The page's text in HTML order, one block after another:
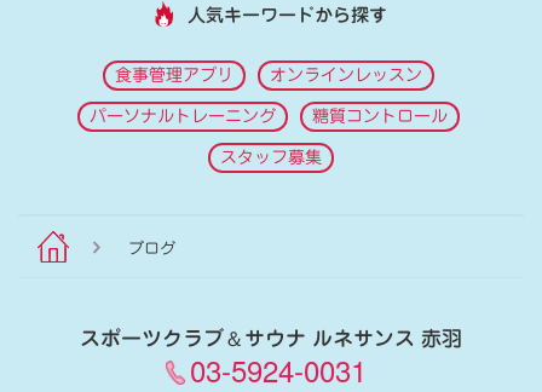
人気キーワードから探す
食事管理アプリ オンラインレッスン
パーソナルトレーニング 糖質コントロール
スタッフ募集
ブログ
スポーツクラブ＆サウナ ルネサンス 赤羽
03-5924-0031